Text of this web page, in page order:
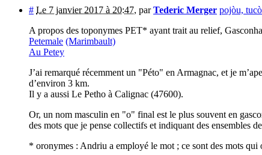
# Le 7 janvier 2017 à 20:47, parTederic Merger pojòu,
A propos des toponymes PET* ayant trait au relief,
Petemale (Marimbault)
Au Petey
J’ai remarqué récemment un "Péto" en Armagnac, et je
d’environ 3 km.
Il y a aussi Le Petho à Calignac (47600).
Or, un nom masculin en "o" final est le plus souvent en
des mots que je pense collectifs et indiquant des ensembles
* oronymes : Andriu a employé le mot ; ce sont des mots qui